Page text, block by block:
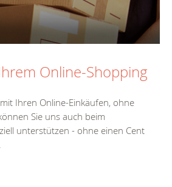
Online-Shopping
Ihren Online-Einkäufen, ohne
Sie uns auch beim
unterstützen - ohne einen Cent